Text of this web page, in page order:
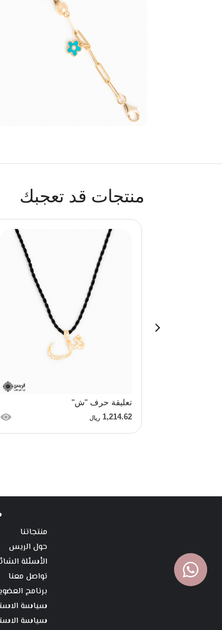
منتجات قد تعجبك
تعليقة حرف "ش"
1,214.62 ريال
منتجاتنا
حول الريس
الأسئلة
تواصل معنا
برنامج
سياسة
سياسة